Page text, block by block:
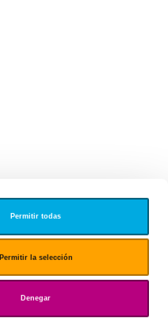
Permitir todas
Permitir la selección
Denegar